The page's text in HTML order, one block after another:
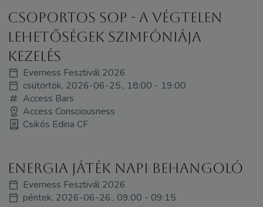
Csoportos SOP - A Végtelen
Lehetőségek Szimfóniája
kezelés
Everness Fesztivál 2026
csütörtök, 2026-06-25., 18:00 - 19:00
Access Bars
Access Consciousness
Csikós Edina CF
Energia játék napi behangoló
Everness Fesztivál 2026
péntek, 2026-06-26., 09:00 - 09:15